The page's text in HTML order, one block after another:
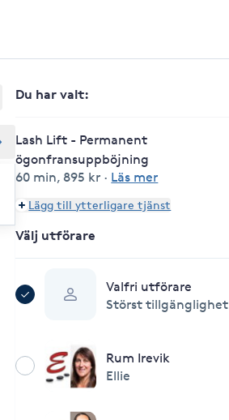
Du har valt:
Lash Lift - Permanent
ögonfransuppböjning
60 min,895 kr · Läs mer
Lägg till ytterligare tjänst
Välj utförare
Valfri utförare
Störst tillgänglighet
Rum Irevik
Ellie